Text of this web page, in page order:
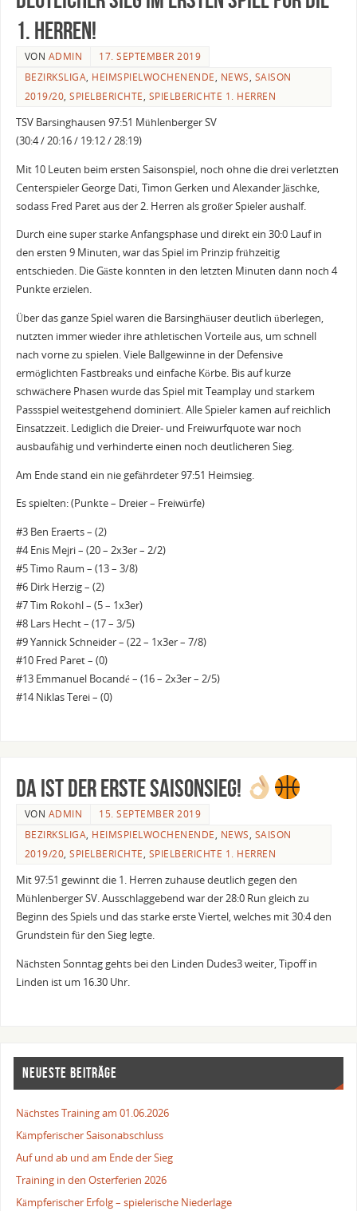
1. Herren!
VON ADMIN
17. SEPTEMBER 2019
BEZIRKSLIGA, HEIMSPIELWOCHENENDE, NEWS, SAISON
2019/20,SPIELBERICHTE, SPIELBERICHTE 1. HERREN
TSV Barsinghausen 97:51 Mühlenberger SV
(30:4 / 20:16 / 19:12 / 28:19)
Mit 10 Leuten beim ersten Saisonspiel, noch ohne die drei verletzten
Centerspieler George Dati, Timon Gerken und Alexander Jäschke,
sodass Fred Paret aus der 2. Herren als großer Spieler aushalf.
Durch eine super starke Anfangsphase und direkt ein 30:0 Lauf in
den ersten 9 Minuten, war das Spiel im Prinzip frühzeitig
entschieden. Die Gäste konnten in den letzten Minuten dann noch 4
Punkte erzielen.
Über das ganze Spiel waren die Barsinghäuser deutlich überlegen,
nutzten immer wieder ihre athletischen Vorteile aus, um schnell
nach vorne zu spielen. Viele Ballgewinne in der Defensive
ermöglichten Fastbreaks und einfache Körbe. Bis auf kurze
schwächere Phasen wurde das Spiel mit Teamplay und starkem
Passspiel weitestgehend dominiert. Alle Spieler kamen auf reichlich
Einsatzzeit. Lediglich die Dreier- und Freiwurfquote war noch
ausbaufähig und verhinderte einen noch deutlicheren Sieg.
Am Ende stand ein nie gefährdeter 97:51 Heimsieg.
Es spielten: (Punkte – Dreier – Freiwürfe)
#3 Ben Eraerts – (2)
#4 Enis Mejri – (20 – 2x3er – 2/2)
#5 Timo Raum – (13 – 3/8)
#6 Dirk Herzig – (2)
#7 Tim Rokohl – (5 – 1x3er)
#8 Lars Hecht – (17 – 3/5)
#9 Yannick Schneider – (22 – 1x3er – 7/8)
#10 Fred Paret – (0)
#13 Emmanuel Bocandé – (16 – 2x3er – 2/5)
#14 Niklas Terei – (0)
Da ist der erste Saisonsieg!
VON ADMIN
15. SEPTEMBER 2019
BEZIRKSLIGA, HEIMSPIELWOCHENENDE, NEWS, SAISON
2019/20,SPIELBERICHTE, SPIELBERICHTE 1. HERREN
Mit 97:51 gewinnt die 1. Herren zuhause deutlich gegen den
Mühlenberger SV. Ausschlaggebend war der 28:0 Run gleich zu
Beginn des Spiels und das starke erste Viertel, welches mit 30:4 den
Grundstein für den Sieg legte.
Nächsten Sonntag gehts bei den Linden Dudes3 weiter, Tipoff in
Linden ist um 16.30 Uhr.
NEUESTE BEITRÄGE
Nächstes Training am 01.06.2026
Kämpferischer Saisonabschluss
Auf und ab und am Ende der Sieg
Training in den Osterferien 2026
Kämpferischer Erfolg – spielerische Niederlage